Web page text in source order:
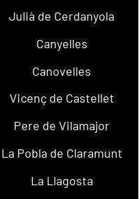
Julià de Cerdanyola
Canyelles
Canovelles
Vicenç de Castellet
Pere de Vilamajor
La Pobla de Claramunt
La Llagosta